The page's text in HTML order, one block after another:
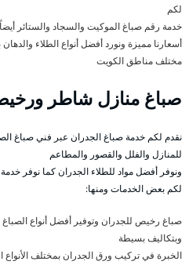
لكم
خدمة رقم صباغ الموكيت والسجاد والستائر
أسعارنا مميزة ونورد أفضل أنواع الطلاء
مختلف مناطق الكويت
صباغ منازل شاطر
نقدم لكم خدمة صباغ الجدران عبر فني صباغ
للمنازل والفلل والقصور والمطاعم
ونوفر أفضل مواد للطلاء الجدران كما نوفر خدمة
لكم بعض الخدمات ومنها:
صباغ رخيص للجدران وتوفير أفضل أنواع الصباغ
وبتكاليف بسيطة
الخبرة في تركيب ورق الجدران بمختلف